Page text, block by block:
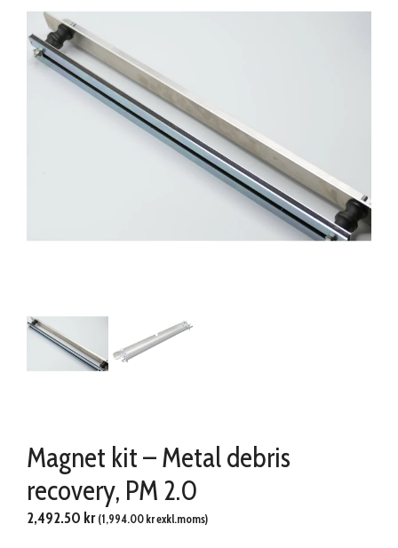
Magnet kit – Metal debris
recovery, PM 2.0
2,492.50 kr (1,994.00 krexkl.moms)